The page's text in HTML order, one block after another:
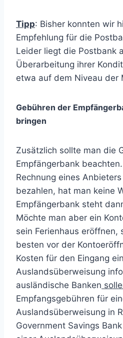
Tipp: Bisher konnten wir
Empfehlung für die
Leider liegt die Postbank
Überarbeitung ihrer
etwa auf dem Niveau der
Gebühren der
bringen
Zusätzlich sollte man die
Empfängerbank
Rechnung eines
bezahlen, hat man keine
Empfängerbank steht
Möchte man aber ein
sein Ferienhaus eröffnen,
besten vor der
Kosten für den Eingang
Auslandsüberweisung
ausländische Banken
Empfangsgebühren für
Auslandsüberweisung in
Government Savings